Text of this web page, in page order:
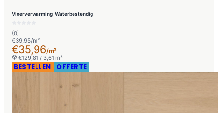
Vloerverwarming Waterbestendig
(0)
€39,95/m²
€35,96/m²
€129,81 / 3,61 m²
BESTELLEN OFFERTE